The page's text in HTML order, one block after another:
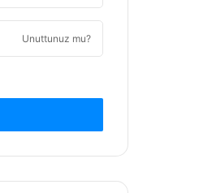
Unuttunuz mu?